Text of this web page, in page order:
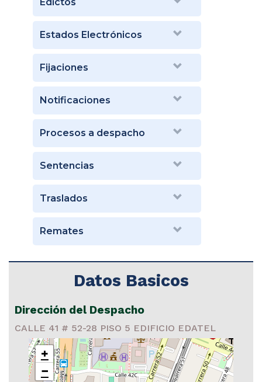
Estados Electrónicos
Fijaciones
Notificaciones
Procesos a despacho
Sentencias
Traslados
Remates
Datos Basicos
Dirección del Despacho
CALLE 41 # 52-28 PISO 5 EDIFICIO EDATEL
+
−